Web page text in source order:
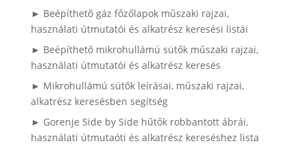
► Beépíthető gáz főzőlapok műszaki rajzai,
használati útmutatói és alkatrész keresési listái
► Beépíthető mikrohullámú sütők műszaki rajzai,
használati útmutatói és alkatrész keresés
► Mikrohullámú sütők leírásai, műszaki rajzai,
alkatrész keresésben segítség
► Gorenje Side by Side hűtők robbantott ábrái,
használati útmutaóti és alkatrész kereséshez lista